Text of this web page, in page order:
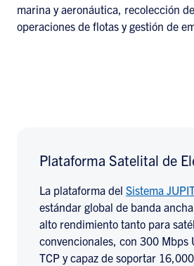
marina y aeronáutica, recolección
operaciones de flotas y gestión de
Plataforma Satelital de
La plataforma del Sistema
estándar global de banda
alto rendimiento tanto para
convencionales, con 300 Mbps
TCP y capaz de soportar